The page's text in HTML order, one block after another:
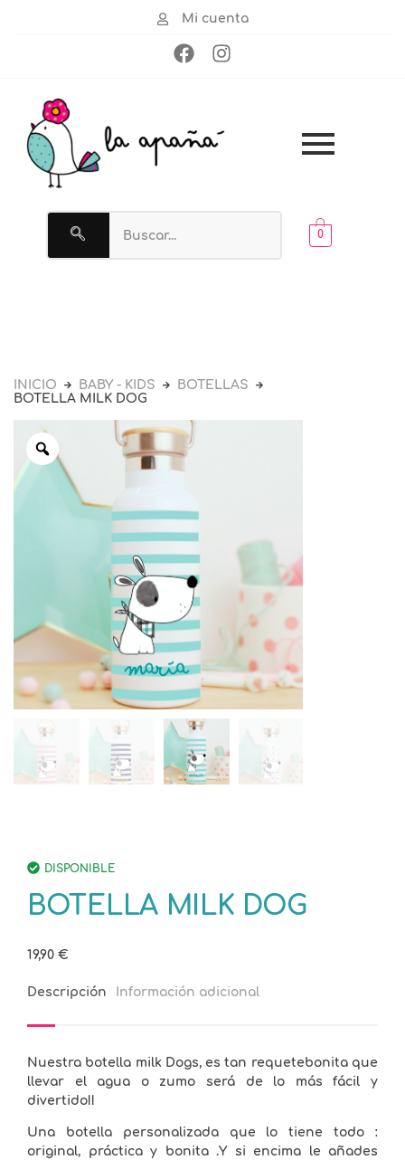
Mi cuenta
0
INICIO BABY - KIDS
BOTELLAS
BOTELLA MILK DOG
DISPONIBLE
BOTELLA MILK DOG
19,90 €
Descripción Información adicional
Nuestra botella milk Dogs, es tan requetebonita que
llevar el agua o zumo será de lo más fácil y
divertido!!
Una botella personalizada que lo tiene todo :
original, práctica y bonita .Y si encima le añades